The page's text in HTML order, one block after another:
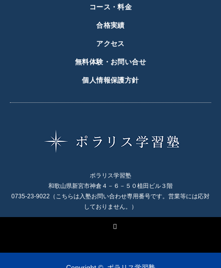
コース・料金
合格実績
アクセス
無料体験・お問い合せ
個人情報保護方針
ポラリス学習塾
和歌山県新宮市神倉４－６－５０植田ビル３階
0735-23-9022（こちらは入塾お問い合わせ専用番号です。営業等には応対
しておりません。）